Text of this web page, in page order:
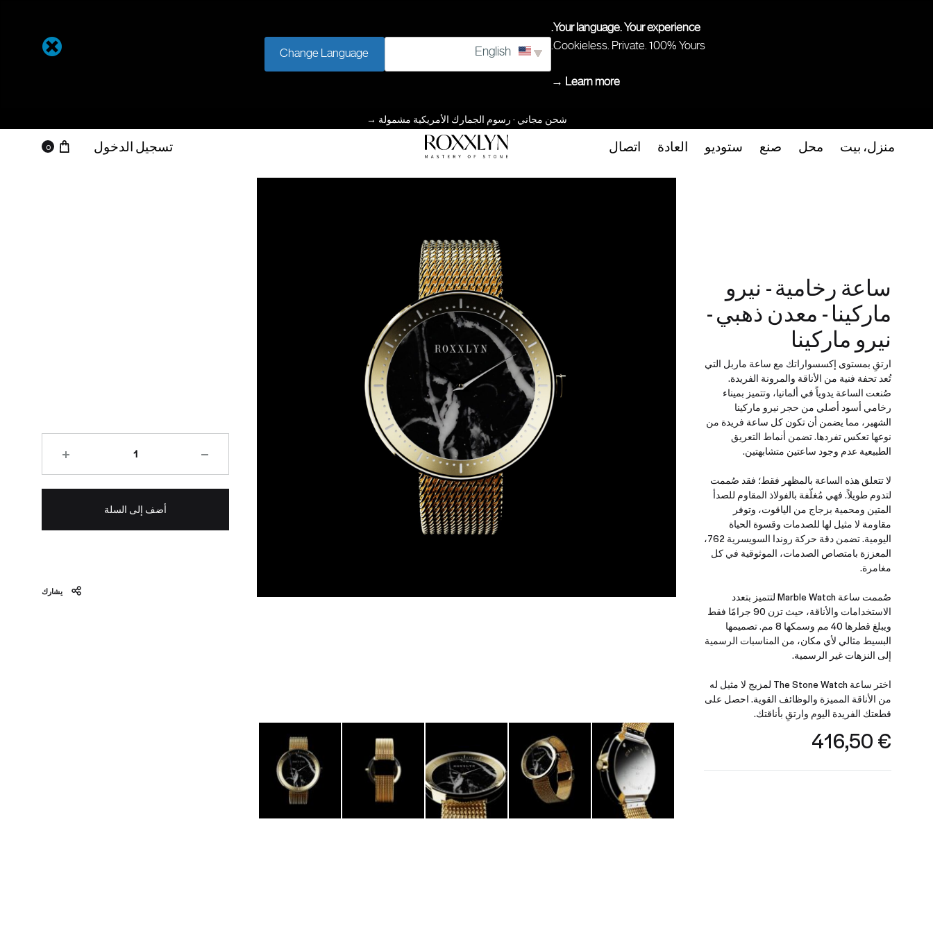
Your language. Your experience.
Cookieless. Private. 100% Yours.
Learn more →
English
Change Language
شحن مجاني · رسوم الجمارك الأمريكية مشمولة →
منزل، بيت محل صنع ستوديو العادة اتصال تسجيل الدخول عربة
0
ساعة رخامية - نيرو
ماركينا - معدن ذهبي -
نيرو ماركينا
ارتقِ بمستوى إكسسواراتك مع ساعة ماربل التي
تُعد تحفة فنية من الأناقة والمرونة الفريدة.
صُنعت الساعة يدوياً في ألمانيا، وتتميز بميناء
رخامي أسود أصلي من حجر نيرو ماركينا
الشهير، مما يضمن أن تكون كل ساعة فريدة من
نوعها تعكس تفردها. تضمن أنماط التعريق
الطبيعية عدم وجود ساعتين متشابهتين.
لا تتعلق هذه الساعة بالمظهر فقط؛ فقد صُممت
لتدوم طويلاً. فهي مُغلّفة بالفولاذ المقاوم للصدأ
المتين ومحمية بزجاج من الياقوت، وتوفر
مقاومة لا مثيل لها للصدمات وقسوة الحياة
اليومية. تضمن دقة حركة روندا السويسرية 762،
المعززة بامتصاص الصدمات، الموثوقية في كل
مغامرة.
صُممت ساعة Marble Watch لتتميز بتعدد
الاستخدامات والأناقة، حيث تزن 90 جرامًا فقط
ويبلغ قطرها 40 مم وسمكها 8 مم. تصميمها
البسيط مثالي لأي مكان، من المناسبات الرسمية
إلى النزهات غير الرسمية.
اختر ساعة The Stone Watch لمزيج لا مثيل له
من الأناقة المميزة والوظائف القوية. احصل على
قطعتك الفريدة اليوم وارتقِ بأناقتك.
416,50 €
أضف إلى السلة
يشارك